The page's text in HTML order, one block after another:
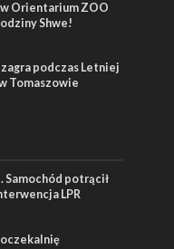
w Orientarium ZOO
Shwe!
podczas Letniej
Tomaszowie
Samochód potrącił
LPR